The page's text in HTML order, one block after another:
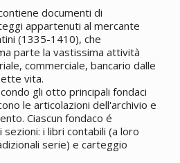
documenti di
appartenuti al mercante
(1335-1410), che
parte la vastissima attività
commerciale, bancario dalle
vita.
gli otto principali fondaci
le articolazioni dell'archivio e
Ciascun fondaco é
i libri contabili (a loro
serie) e carteggio